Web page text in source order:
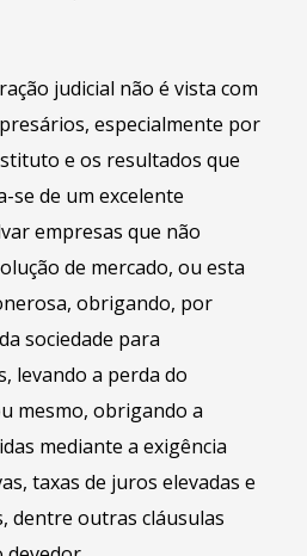
judicial não é vista com
especialmente por
e os resultados que
se de um excelente
empresas que não
de mercado, ou esta
obrigando, por
sociedade para
levando a perda do
mesmo, obrigando a
mediante a exigência
taxas de juros elevadas e
dentre outras cláusulas